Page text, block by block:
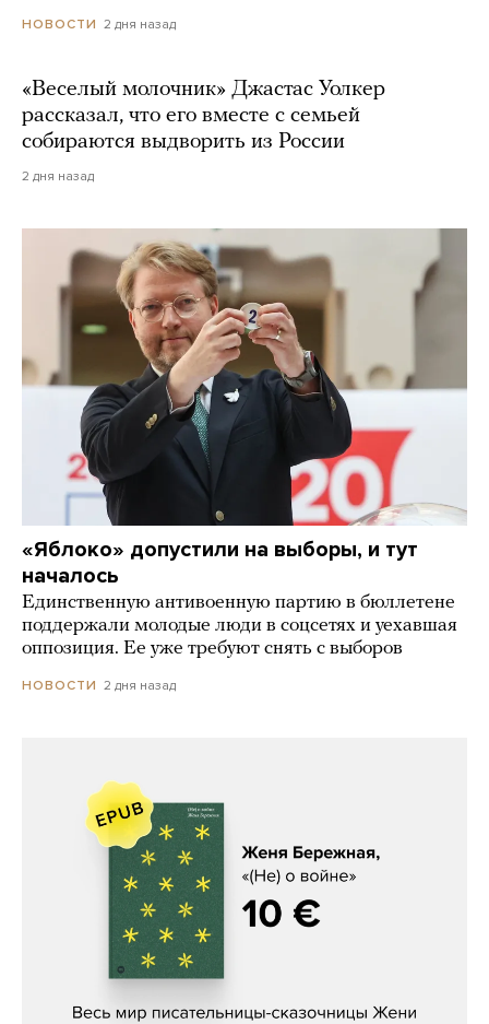
НОВОСТИ 2 дня назад
«Веселый молочник» Джастас Уолкер
рассказал, что его вместе с семьей
собираются выдворить из России
2 дня назад
«Яблоко» допустили на выборы, и тут
началось
Единственную антивоенную партию в бюллетене
поддержали молодые люди в соцсетях и уехавшая
оппозиция. Ее уже требуют снять с выборов
НОВОСТИ 2 дня назад
Женя Бережная, «(Не) о войне»